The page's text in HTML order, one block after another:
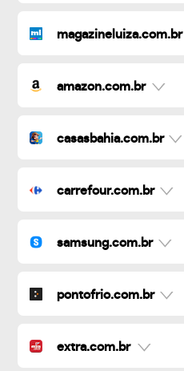
magazineluiza.com.br
amazon.com.br
casasbahia.com.br
carrefour.com.br
samsung.com.br
pontofrio.com.br
extra.com.br